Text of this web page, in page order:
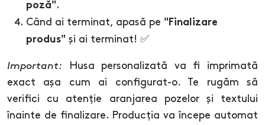
poză".
Când ai terminat, apasă pe "Finalizare
produs" și ai terminat! ✅
Important: Husa personalizată va fi imprimată
exact așa cum ai configurat-o. Te rugăm să
verifici cu atenție aranjarea pozelor și textului
înainte de finalizare. Producția va începe automat